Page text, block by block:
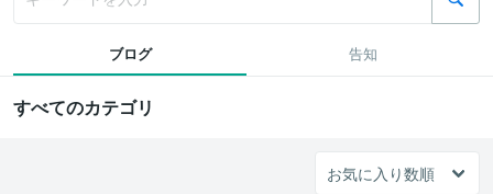
ブログ 告知
すべてのカテゴリ